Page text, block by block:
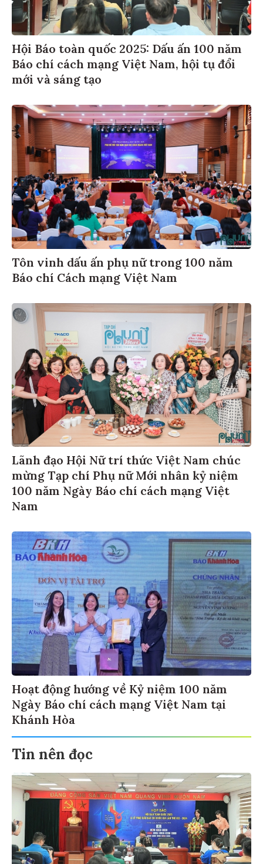
Hội Báo toàn quốc 2025: Dấu ấn 100 năm
Báo chí cách mạng Việt Nam, hội tụ đổi
mới và sáng tạo
Tôn vinh dấu ấn phụ nữ trong 100 năm
Báo chí Cách mạng Việt Nam
Lãnh đạo Hội Nữ trí thức Việt Nam chúc
mừng Tạp chí Phụ nữ Mới nhân kỷ niệm
100 năm Ngày Báo chí cách mạng Việt
Nam
Hoạt động hướng về Kỷ niệm 100 năm
Ngày Báo chí cách mạng Việt Nam tại
Khánh Hòa
Tin nên đọc